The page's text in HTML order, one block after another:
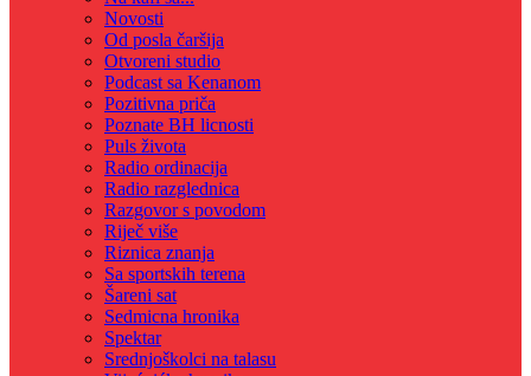
Novosti
Od posla čaršija
Otvoreni studio
Podcast sa Kenanom
Pozitivna priča
Poznate BH licnosti
Puls života
Radio ordinacija
Radio razglednica
Razgovor s povodom
Riječ više
Riznica znanja
Sa sportskih terena
Šareni sat
Sedmicna hronika
Spektar
Srednjoškolci na talasu